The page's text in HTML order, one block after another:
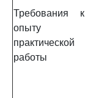
Требования к
опыту
практической
работы